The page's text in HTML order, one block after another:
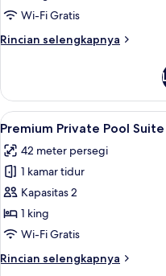
SuiteWi-Fi Gratis
Rincian selengkapnya
Rincian
Private
Pool
Suite
Lihat
semua
foto
untuk
Premium
Private
Pool
8
Premium Private Pool Suite
42 meter persegi
1 kamar tidur
Kapasitas 2
1 king
Wi-Fi Gratis
Rincian selengkapnya
Rincian